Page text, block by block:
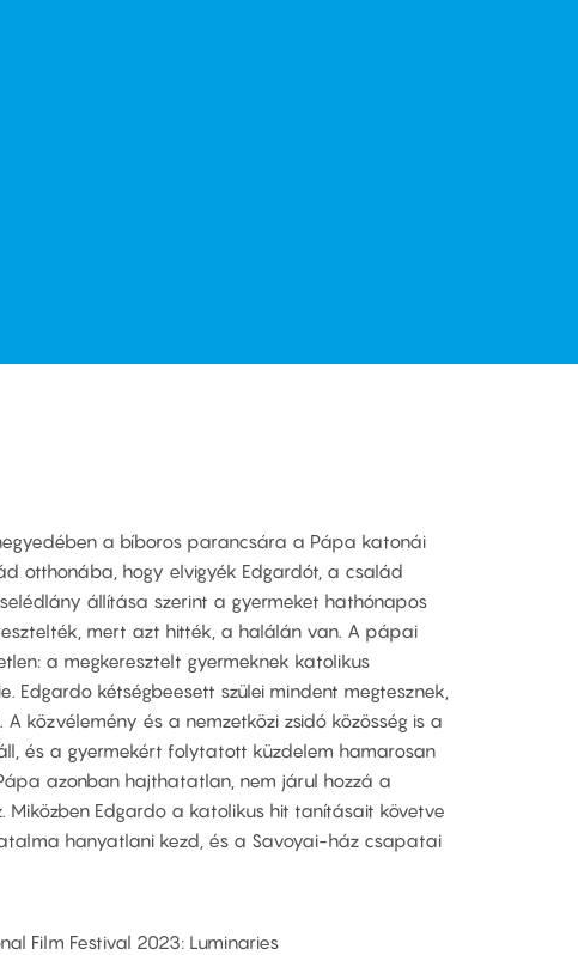
a bíboros parancsára a Pápa katonái
otthonába, hogy elvigyék Edgardót, a család
állítása szerint a gyermeket hathónapos
mert azt hitték, a halálán van. A pápai
a megkeresztelt gyermeknek katolikus
Edgardo kétségbeesett szülei mindent megtesznek,
közvélemény és a nemzetközi zsidó közösség is a
és a gyermekért folytatott küzdelem hamarosan
azonban hajthatatlan, nem járul hozzá a
Miközben Edgardo a katolikus hit tanításait követve
hanyatlani kezd, és a Savoyai-ház csapatai
Film Festival 2023: Luminaries